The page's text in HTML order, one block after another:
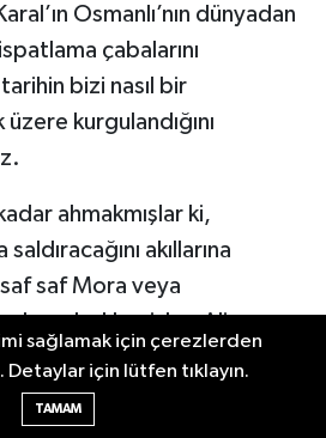
Osmanlı’nın dünyadan
çabalarını
bizi nasıl bir
kurgulandığını
ahmakmışlar ki,
saldıracağını akıllarına
saf saf Mora veya
beklemişler. Ali
bu sonucu çıkaran Prof.
ileri süren Kahraman
Ali Efendi’nin kendi fikrini
sağlamak için çerezlerden
Detaylar için lütfen tıklayın.
TAMAM